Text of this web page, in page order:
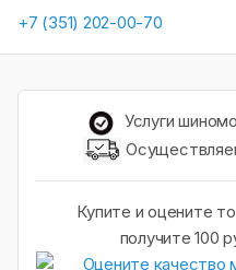
+7 (351) 202-00-70
Услуги
Купите и оцените
получите 100